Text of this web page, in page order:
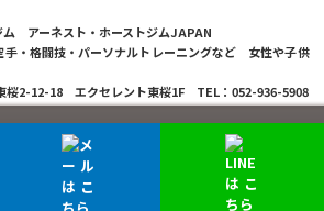
ム アーネスト・ホーストジムJAPAN
手・格闘技・パーソナルトレーニングなど 女性や子供
桜2-12-18 エクセレント東桜1F TEL：052-936-5908
Ernesto Hoost Gym Japan Co.,LTD.